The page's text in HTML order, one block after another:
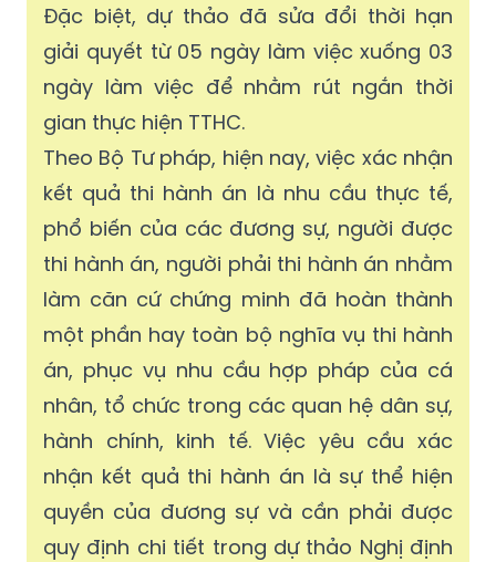
Đặc biệt, dự thảo đã sửa đổi thời hạn
giải quyết từ 05 ngày làm việc xuống 03
ngày làm việc để nhằm rút ngắn thời
gian thực hiện TTHC.
Theo Bộ Tư pháp, hiện nay, việc xác nhận
kết quả thi hành án là nhu cầu thực tế,
phổ biến của các đương sự, người được
thi hành án, người phải thi hành án nhằm
làm căn cứ chứng minh đã hoàn thành
một phần hay toàn bộ nghĩa vụ thi hành
án, phục vụ nhu cầu hợp pháp của cá
nhân, tổ chức trong các quan hệ dân sự,
hành chính, kinh tế. Việc yêu cầu xác
nhận kết quả thi hành án là sự thể hiện
quyền của đương sự và cần phải được
quy định chi tiết trong dự thảo Nghị định